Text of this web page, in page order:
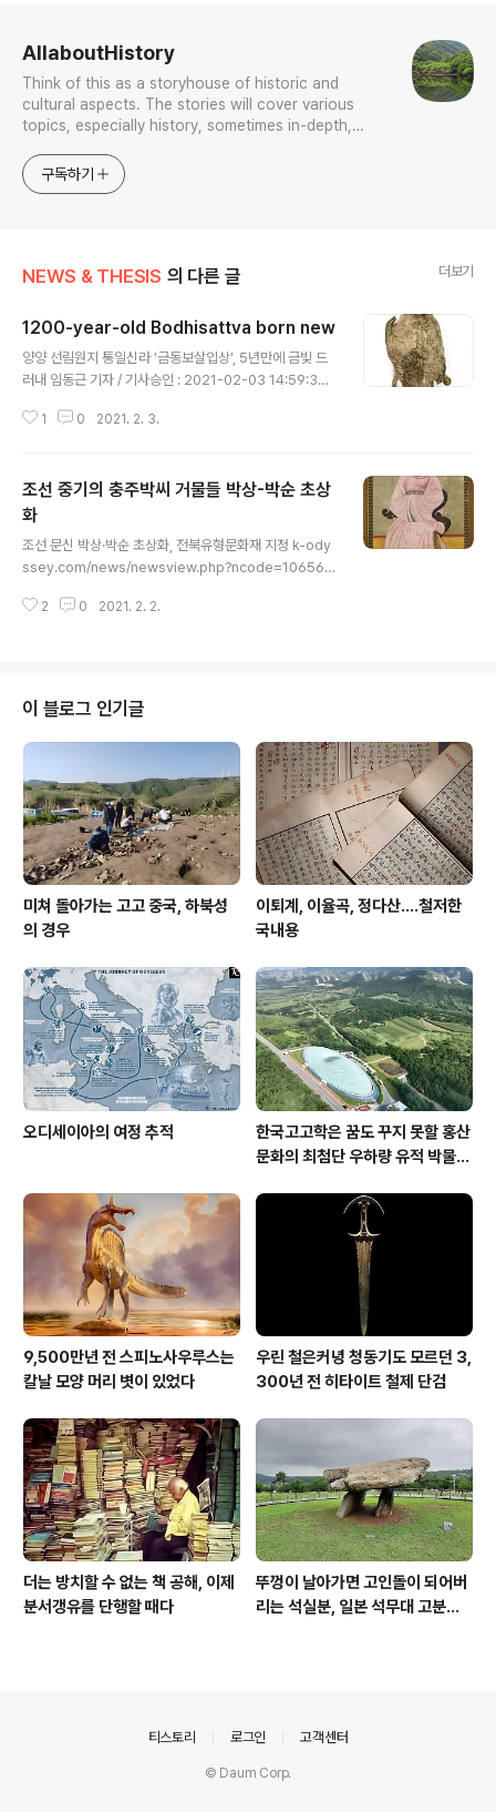
AllaboutHistory
Think of this as a storyhouse of historic and
cultural aspects. The stories will cover various
topics, especially history, sometimes in-depth,
approach will be to resist any common sense or
generalized viewpoint
구독하기
NEWS & THESIS 의 다른 글 더보기
1200-year-old Bodhisattva born new
양양 선림원지 통일신라 '금동보살입상', 5년만에 금빛 드
러내 임동근 기자 / 기사승인 : 2021-02-03 14:59:30
나타나 k-odyssey.com/news/newsview.php?nco
근 기자 = 2015년 10월 강원도 양양군 서면 선림원지에
서 통일신라 시대 금동보살입상과 불상을 받치는 대좌(臺
座)가 발굴됐다. 이 보살입상은 출토지가 명확한 보살입상
으로 k-odyssey.com Completion of Conservatio
n Treatment for the Gilt-bronze Bodhisattva Sta
tue Exca..
1 0 2021. 2. 3.
조선 중기의 충주박씨 거물들 박상-박순 초상
화
조선 문신 박상·박순 초상화, 전북유형문화재 지정 k-ody
ssey.com/news/newsview.php?ncode=106561
재 지정(익산=연합뉴스) 백도인 기자 = 전북 익산시는 조
조선 중기 정치사 한 축에 담당한 박상과 그의 조카 박순 초
상화가 남은 줄은 몰랐다. 문화재로 지정된 것도 아니니 그
럴 수밖에 없다 치고, 그런 그네들 초상화가 전북도 유형문
화재로 지정됐다는 소식이 우리 전북본부발로 전해지기에
살피니 문중에서 1970년에 원광대로 기증됐다 하거니와
초상화에는 ..
2 0 2021. 2. 2.
이 블로그 인기글
미쳐 돌아가는 고고 중국, 하북성
의 경우
이퇴계, 이율곡, 정다산....철저한
국내용
오디세이아의 여정 추적
한국고고학은 꿈도 꾸지 못할 홍산
문화의 최첨단 우하량 유적 박물관
9,500만년 전 스피노사우루스는
칼날 모양 머리 볏이 있었다
우린 철은커녕 청동기도 모르던 3,
300년 전 히타이트 철제 단검
더는 방치할 수 없는 책 공해, 이제
분서갱유를 단행할 때다
뚜껑이 날아가면 고인돌이 되어버
리는 석실분, 일본 석무대 고분의
티스토리 로그인 고객센터
© Daum Corp.